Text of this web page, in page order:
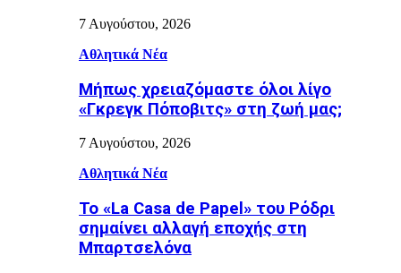
7 Αυγούστου, 2026
Αθλητικά Νέα
Μήπως χρειαζόμαστε όλοι λίγο
«Γκρεγκ Πόποβιτς» στη ζωή μας;
7 Αυγούστου, 2026
Αθλητικά Νέα
Το «La Casa de Papel» του Ρόδρι
σημαίνει αλλαγή εποχής στη
Μπαρτσελόνα